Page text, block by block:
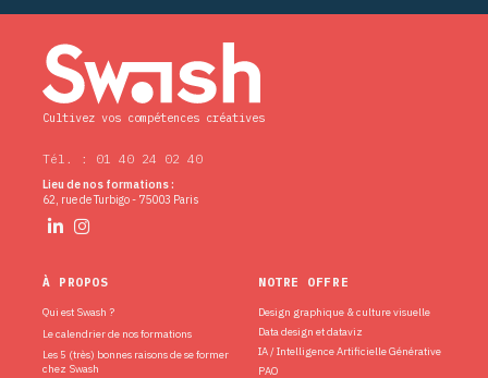
Cultivez vos compétences créatives
Tél. : 01 40 24 02 40
Lieu de nos formations :
62, rue de Turbigo - 75003 Paris
À PROPOS
Qui est Swash ?
Le calendrier de nos formations
Les 5 (très) bonnes raisons de se former
chez Swash
NOTRE OFFRE
Design graphique & culture visuelle
Data design et dataviz
IA / Intelligence Artificielle Générative
PAO